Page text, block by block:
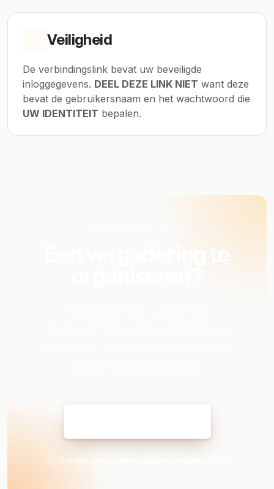
Veiligheid
De verbindingslink bevat uw beveiligde
inloggegevens. DEEL DEZE LINK NIET want deze
bevat de gebruikersnaam en het wachtwoord die
UW IDENTITEIT bepalen.
Een vergadering te
Zonder verplichting